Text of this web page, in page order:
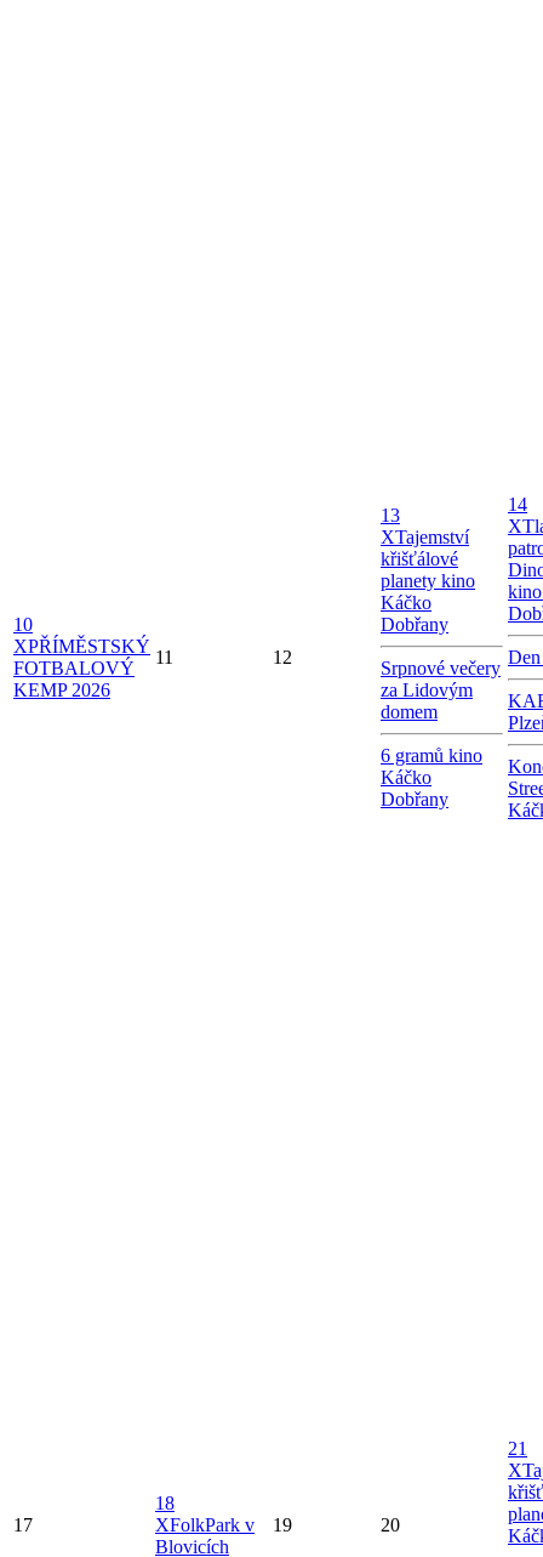
10
XPŘÍMĚSTSKÝ
FOTBALOVÝ
KEMP 2026
11 12
13
XTajemství
křišťálové
planety kino
Káčko
Dobřany
Srpnové večery
za Lidovým
domem
6 gramů kino
Káčko
Dobřany
14
X
17
18
XFolkPark v
Blovicích
19 20
21
X